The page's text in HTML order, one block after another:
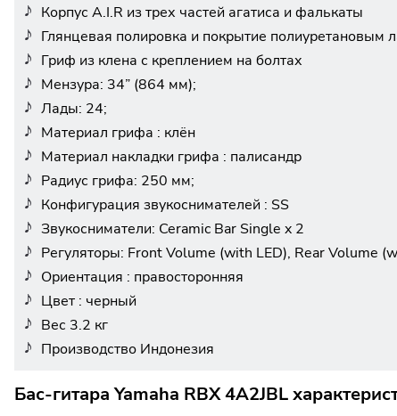
Корпус A.I.R из трех частей агатиса и фалькаты
Глянцевая полировка и покрытие полиуретановым
Гриф из клена с креплением на болтах
Мензура: 34” (864 мм);
Лады: 24;
Материал грифа : клён
Материал накладки грифа : палисандр
Радиус грифа: 250 мм;
Конфигурация звукоснимателей : SS
Звукосниматели: Ceramic Bar Single x 2
Регуляторы: Front Volume (with LED), Rear Volume
Ориентация : правосторонняя
Цвет : черный
Вес 3.2 кг
Производство Индонезия
Бас-гитара Yamaha RBX 4A2JBL